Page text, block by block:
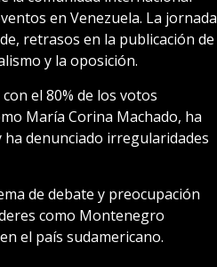
en Venezuela. La jornada
retrasos en la publicación de
y la oposición.
el 80% de los votos
María Corina Machado, ha
ha denunciado irregularidades
de debate y preocupación
como Montenegro
el país sudamericano.